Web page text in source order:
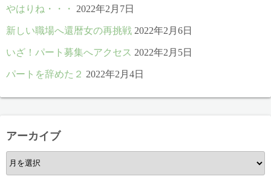
やはりね・・・ 2022年2月7日
新しい職場へ還暦女の再挑戦 2022年2月6日
いざ！パート募集へアクセス 2022年2月5日
パートを辞めた２ 2022年2月4日
アーカイブ
ア
ー